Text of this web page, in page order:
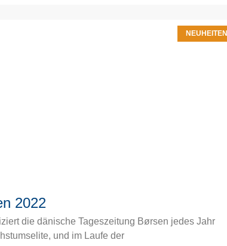
NEUHEITEN
2022
die dänische Tageszeitung Børsen jedes Jahr
und im Laufe der